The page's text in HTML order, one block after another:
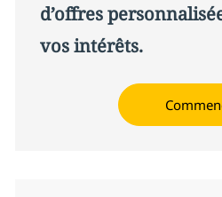
d’offres
vos intérêts.